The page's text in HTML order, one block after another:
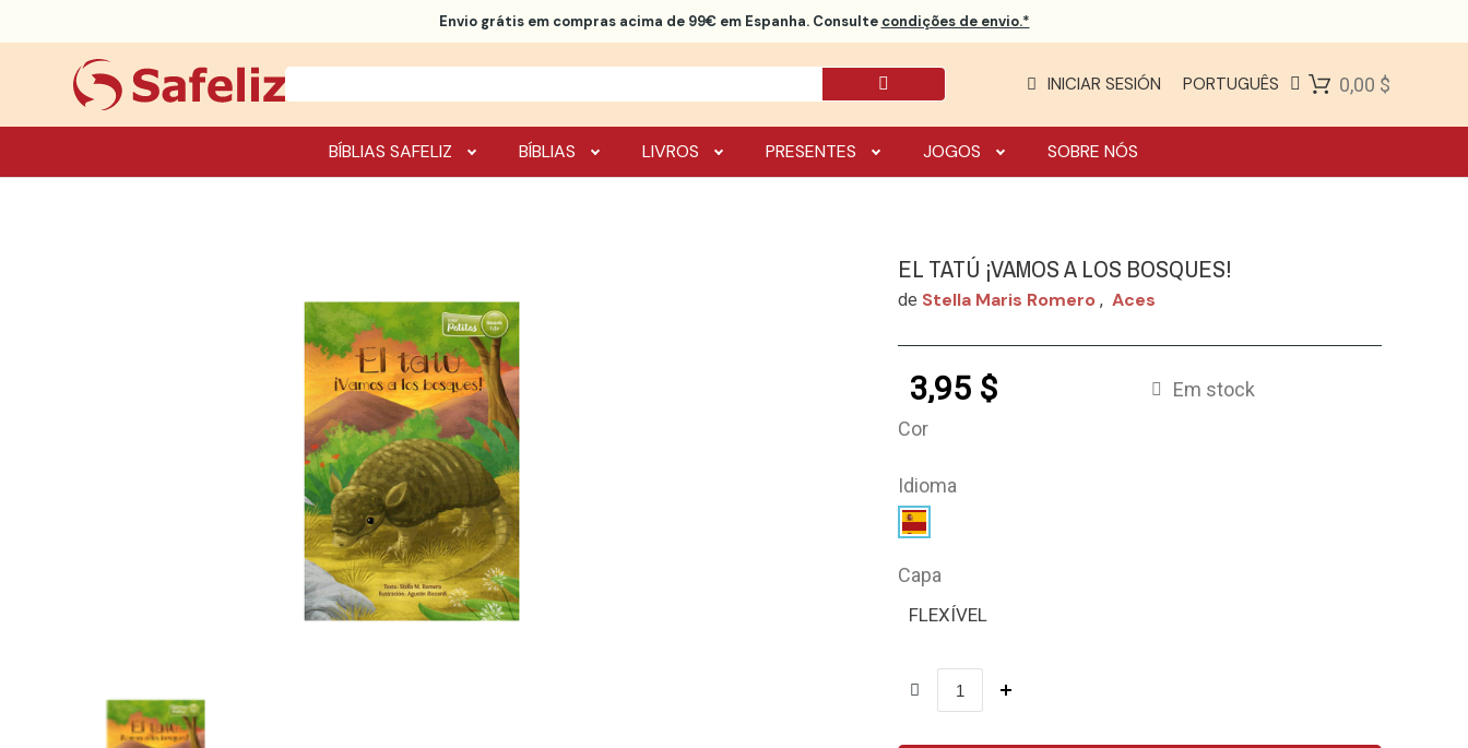
Envio grátisem compras acima de 99€ em Espanha. Consulte condições de envio.*
INICIAR SESIÓN PORTUGUÊS 0,00 $
BÍBLIAS SAFELIZ BÍBLIAS LIVROS PRESENTES JOGOS SOBRE NÓS
EL TATÚ ¡VAMOS A LOS BOSQUES!
de Stella Maris Romero , Aces
3,95 $
Em stock
Cor
Idioma
Capa
FLEXÍVEL